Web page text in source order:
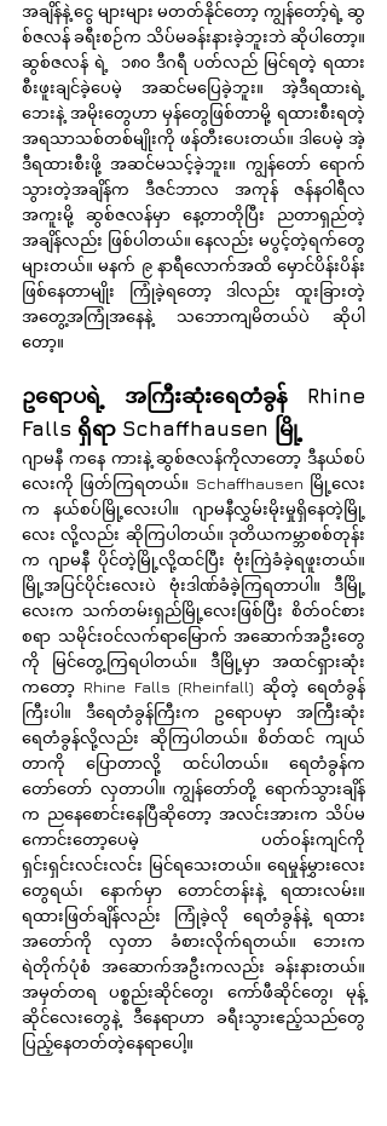
အချိန်နဲ့ ငွေ များများ မတတ်နိုင်တော့ ကျွန်တော့်ရဲ့ ဆွ
စ်ဇလန် ခရီးစဉ်က သိပ်မခန်းနားခဲ့ဘူးဘဲ ဆိုပါတော့။
ဆွစ်ဇလန် ရဲ့  ၁၈၀ ဒီဂရီ ပတ်လည် မြင်ရတဲ့ ရထား
စီးဖူးချင်ခဲ့ပေမဲ့ အဆင်မပြေခဲ့ဘူး။ အဲ့ဒီရထားရဲ့
ဘေးနဲ့ အမိုးတွေဟာ မှန်တွေဖြစ်တာမို့ ရထားစီးရတဲ့
အရသာသစ်တစ်မျိုးကို ဖန်တီးပေးတယ်။ ဒါပေမဲ့ အဲ့
ဒီရထားစီးဖို့ အဆင်မသင့်ခဲ့ဘူး။ ကျွန်တော် ရောက်
သွားတဲ့အချိန်က ဒီဇင်ဘာလ အကုန် ဇန်နဝါရီလ
အကူးမို့ ဆွစ်ဇလန်မှာ နေ့တာတိုပြီး ညတာရှည်တဲ့
အချိန်လည်း ဖြစ်ပါတယ်။ နေလည်း မပွင့်တဲ့ရက်တွေ
များတယ်။ မနက် ၉ နာရီလောက်အထိ မှောင်ပိန်းပိန်း
ဖြစ်နေတာမျိုး ကြုံခဲ့ရတော့ ဒါလည်း ထူးခြားတဲ့
အတွေ့အကြုံအနေနဲ့ သဘောကျမိတယ်ပဲ ဆိုပါ
တော့။
ဥရောပရဲ့ အကြီးဆုံးရေတံခွန် Rhine
Falls ရှိရာ Schaffhausen မြို့
ဂျာမနီ ကနေ ကားနဲ့ ဆွစ်ဇလန်ကိုလာတော့ ဒီနယ်စပ်
လေးကို ဖြတ်ကြရတယ်။ Schaffhausen မြို့လေး
က နယ်စပ်မြို့လေးပါ။ ဂျာမနီလွှမ်းမိုးမှုရှိနေတဲ့မြို့
လေး လို့လည်း ဆိုကြပါတယ်။ ဒုတိယကမ္ဘာစစ်တုန်း
က ဂျာမနီ ပိုင်တဲ့မြို့လို့ထင်ပြီး ဗုံးကြဲခံခဲ့ရဖူးတယ်။
မြို့အပြင်ပိုင်းလေးပဲ ဗုံးဒါဏ်ခံခဲ့ကြရတာပါ။ ဒီမြို့
လေးက သက်တမ်းရှည်မြို့လေးဖြစ်ပြီး စိတ်ဝင်စား
စရာ သမိုင်းဝင်လက်ရာမြောက် အဆောက်အဦးတွေ
ကို မြင်တွေ့ကြရပါတယ်။ ဒီမြို့မှာ အထင်ရှားဆုံး
ကတော့ Rhine Falls (Rheinfall) ဆိုတဲ့ ရေတံခွန်
ကြီးပါ။ ဒီရေတံခွန်ကြီးက ဥရောပမှာ အကြီးဆုံး
ရေတံခွန်လို့လည်း ဆိုကြပါတယ်။ စိတ်ထင် ကျယ်
တာကို ပြောတာလို့ ထင်ပါတယ်။ ရေတံခွန်က
တော်တော် လှတာပါ။ ကျွန်တော်တို့ ရောက်သွားချိန်
က ညနေစောင်းနေပြီဆိုတော့ အလင်းအားက သိပ်မ
ကောင်းတော့ပေမဲ့ ပတ်ဝန်းကျင်ကို
ရှင်းရှင်းလင်းလင်း မြင်ရသေးတယ်။ ရေမှုန်မွှားလေး
တွေရယ်၊ နောက်မှာ တောင်တန်းနဲ့ ရထားလမ်း။
ရထားဖြတ်ချိန်လည်း ကြုံခဲ့လို ရေတံခွန်နဲ့ ရထား
အတော်ကို လှတာ ခံစားလိုက်ရတယ်။ ဘေးက
ရဲတိုက်ပုံစံ အဆောက်အဦးကလည်း ခန်းနားတယ်။
အမှတ်တရ ပစ္စည်းဆိုင်တွေ၊ ကော်ဖီဆိုင်တွေ၊ မုန့်
ဆိုင်လေးတွေနဲ့ ဒီနေရာဟာ ခရီးသွားဧည့်သည်တွေ
ပြည့်နေတတ်တဲ့နေရာပေါ့။